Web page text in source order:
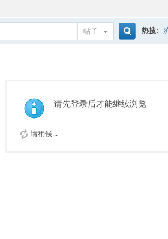
帖子
索
热搜:
请先登录后才能继续浏览
请稍候...